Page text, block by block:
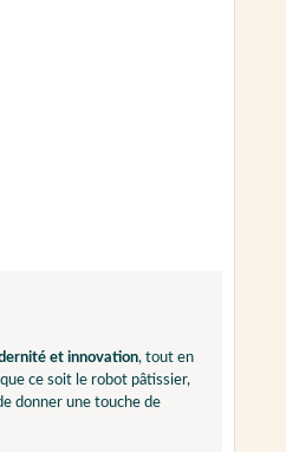
et innovation, tout en
ce soit le robot pâtissier,
donner une touche de